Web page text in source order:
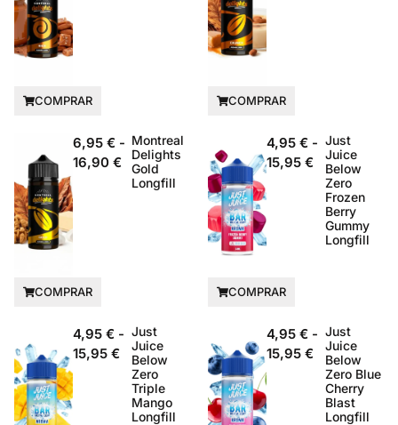
COMPRAR COMPRAR
6,95 € -
16,90 €
Montreal
Delights
Gold
Longfill
COMPRAR
4,95 € -
15,95 €
Just
Juice
Below
Zero
Frozen
Berry
Gummy
Longfill
COMPRAR
4,95 € -
15,95 €
Just
Juice
Below
Zero
Triple
Mango
Longfill
4,95 € -
15,95 €
Just
Juice
Below
Zero Blue
Cherry
Blast
Longfill